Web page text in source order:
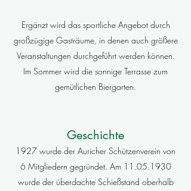
Ergänzt wird das sportliche Angebot durch
großzügige Gasträume, in denen auch größere
Veranstaltungen durchgeführt werden können.
Im Sommer wird die sonnige Terrasse zum
gemütlichen Biergarten.
Geschichte
1927 wurde der Auricher Schützenverein von
6 Mitgliedern gegründet. Am 11.05.1930
wurde der überdachte Schießstand oberhalb